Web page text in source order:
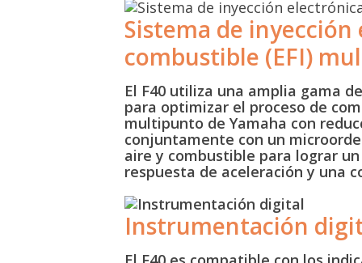
Sistema de
combustible (EFI)
El F40 utiliza una amplia gama
para optimizar el proceso de
multipunto de Yamaha con
conjuntamente con un
aire y combustible para lograr
respuesta de aceleración y una
Instrumentación